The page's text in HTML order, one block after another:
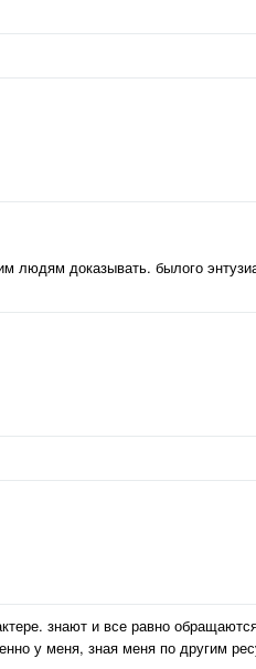
людям доказывать. былого
знают и все равно
у меня, зная меня по другим